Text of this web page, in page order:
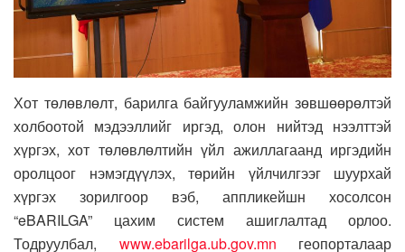
Хот төлөвлөлт, барилга байгууламжийн зөвшөөрөлтэй
холбоотой мэдээллийг иргэд, олон нийтэд нээлттэй
хүргэх, хот төлөвлөлтийн үйл ажиллагаанд иргэдийн
оролцоог нэмэгдүүлэх, төрийн үйлчилгээг шуурхай
хүргэх зорилгоор вэб, аппликейшн хосолсон
“eBARILGA” цахим систем ашиглалтад орлоо.
Тодруулбал, www.ebarilga.ub.gov.mn геопорталаар